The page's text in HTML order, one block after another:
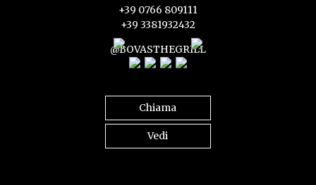
+39 0766 809111
+39 3381932432
@BOVASTHEGRILL
Chiama
Vedi